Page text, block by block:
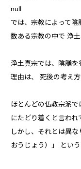
null
では、宗教によって陰
数ある宗教の中で 浄
浄土真宗では、陰膳を
理由は、 死後の考え
ほとんどの仏教宗派
にたどり着くと言われ
しかし、それとは異
おうじょう）」 とい